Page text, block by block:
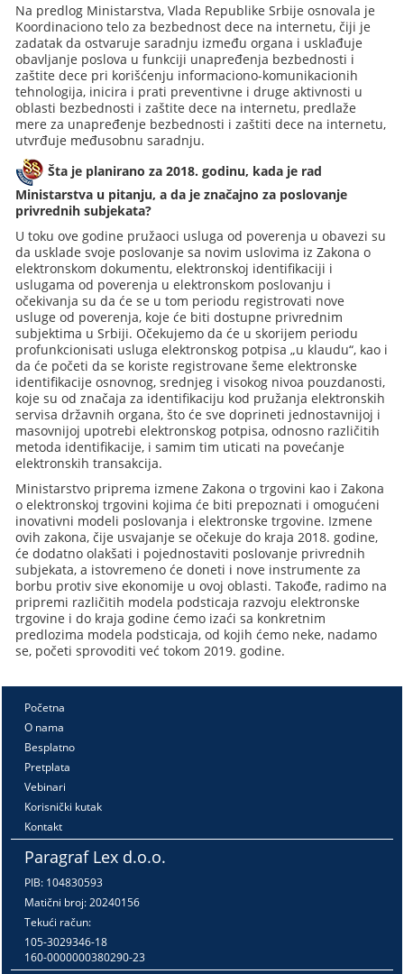
Na predlog Ministarstva, Vlada Republike Srbije osnovala je
Koordinaciono telo za bezbednost dece na internetu, čiji je
zadatak da ostvaruje saradnju između organa i usklađuje
obavlјanje poslova u funkciji unapređenja bezbednosti i
zaštite dece pri korišćenju informaciono-komunikacionih
tehnologija, inicira i prati preventivne i druge aktivnosti u
oblasti bezbednosti i zaštite dece na internetu, predlaže
mere za unapređenje bezbednosti i zaštiti dece na internetu,
utvrđuje međusobnu saradnju.
Šta je planirano za 2018. godinu, kada je rad
Ministarstva u pitanju, a da je značajno za poslovanje
privrednih subjekata?
U toku ove godine pružaoci usluga od poverenja u obavezi su
da usklade svoje poslovanje sa novim uslovima iz Zakona o
elektronskom dokumentu, elektronskoj identifikaciji i
uslugama od poverenja u elektronskom poslovanju i
očekivanja su da će se u tom periodu registrovati nove
usluge od poverenja, koje će biti dostupne privrednim
subjektima u Srbiji. Očekujemo da će u skorijem periodu
profunkcionisati usluga elektronskog potpisa „u klaudu“, kao i
da će početi da se koriste registrovane šeme elektronske
identifikacije osnovnog, srednjeg i visokog nivoa pouzdanosti,
koje su od značaja za identifikaciju kod pružanja elektronskih
servisa državnih organa, što će sve doprineti jednostavnijoj i
masovnijoj upotrebi elektronskog potpisa, odnosno različitih
metoda identifikacije, i samim tim uticati na povećanje
elektronskih transakcija.
Ministarstvo priprema izmene Zakona o trgovini kao i Zakona
o elektronskoj trgovini kojima će biti prepoznati i omogućeni
inovativni modeli poslovanja i elektronske trgovine. Izmene
ovih zakona, čije usvajanje se očekuje do kraja 2018. godine,
će dodatno olakšati i pojednostaviti poslovanje privrednih
subjekata, a istovremeno će doneti i nove instrumente za
borbu protiv sive ekonomije u ovoj oblasti. Takođe, radimo na
pripremi različitih modela podsticaja razvoju elektronske
trgovine i do kraja godine ćemo izaći sa konkretnim
predlozima modela podsticaja, od kojih ćemo neke, nadamo
se, početi sprovoditi već tokom 2019. godine.
Početna
O nama
Besplatno
Pretplata
Vebinari
Korisnički kutak
Kontakt
Paragraf Lex d.o.o.
PIB: 104830593
Matični broj: 20240156
Tekući račun:
105-3029346-18
160-0000000380290-23